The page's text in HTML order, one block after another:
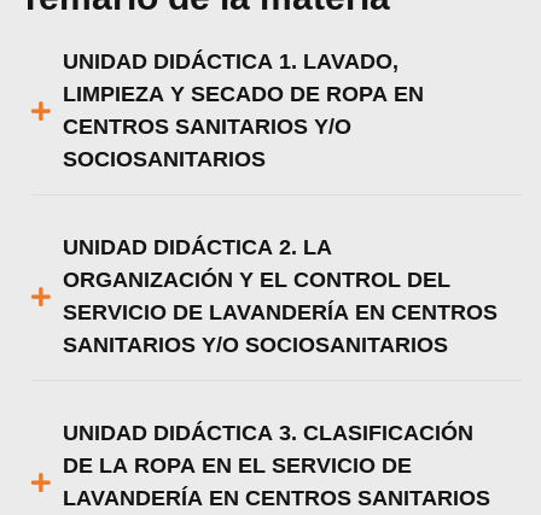
UNIDAD DIDÁCTICA 1. LAVADO,
LIMPIEZA Y SECADO DE ROPA EN
CENTROS SANITARIOS Y/O
SOCIOSANITARIOS
UNIDAD DIDÁCTICA 2. LA
ORGANIZACIÓN Y EL CONTROL DEL
SERVICIO DE LAVANDERÍA EN CENTROS
SANITARIOS Y/O SOCIOSANITARIOS
UNIDAD DIDÁCTICA 3. CLASIFICACIÓN
DE LA ROPA EN EL SERVICIO DE
LAVANDERÍA EN CENTROS SANITARIOS